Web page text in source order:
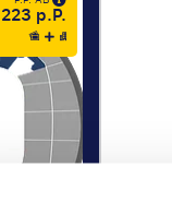
p.P.